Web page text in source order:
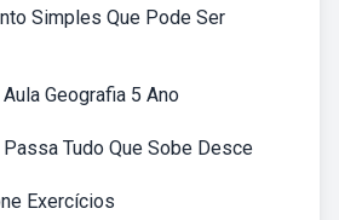
Simples Que Pode Ser
Geografia 5 Ano
Passa Tudo Que Sobe Desce
Exercícios